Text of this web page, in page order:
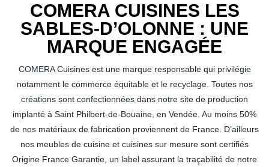
COMERA CUISINES LES
SABLES-D’OLONNE : UNE
MARQUE ENGAGÉE
COMERA Cuisines est une marque responsable qui privilégie
notamment le commerce équitable et le recyclage. Toutes nos
créations sont confectionnées dans notre site de production
implanté à Saint Philbert-de-Bouaine, en Vendée. Au moins 50%
de nos matériaux de fabrication proviennent de France. D’ailleurs
nos meubles de cuisine et cuisines sur mesure sont certifiés
Origine France Garantie, un label assurant la traçabilité de notre